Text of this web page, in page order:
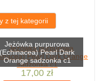
z tej kategorii
Jeżówka purpurowa
(Echinacea) Pearl Dark
Orange sadzonka c1
17,00 zł